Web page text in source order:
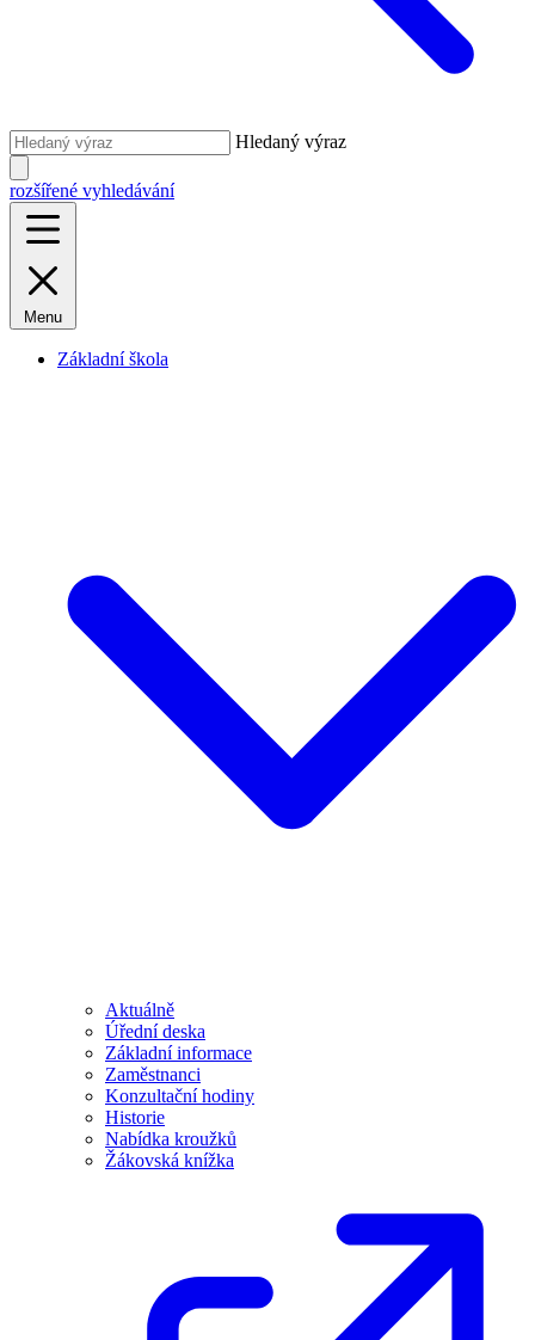
Hledaný výraz
rozšířené vyhledávání
Menu
Základní škola
Aktuálně
Úřední deska
Základní informace
Zaměstnanci
Konzultační hodiny
Historie
Nabídka kroužků
Žákovská knížka